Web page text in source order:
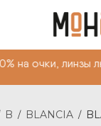
B / BLANCIA /